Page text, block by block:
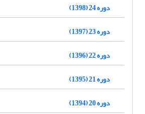
دوره 24 (1398)
دوره 23 (1397)
دوره 22 (1396)
دوره 21 (1395)
دوره 20 (1394)